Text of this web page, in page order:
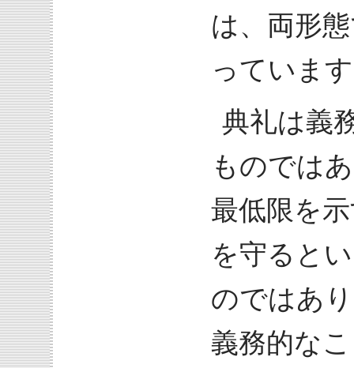
は、両形
っていま
典礼は義
ものでは
最低限を
を守ると
のではあ
義務的な